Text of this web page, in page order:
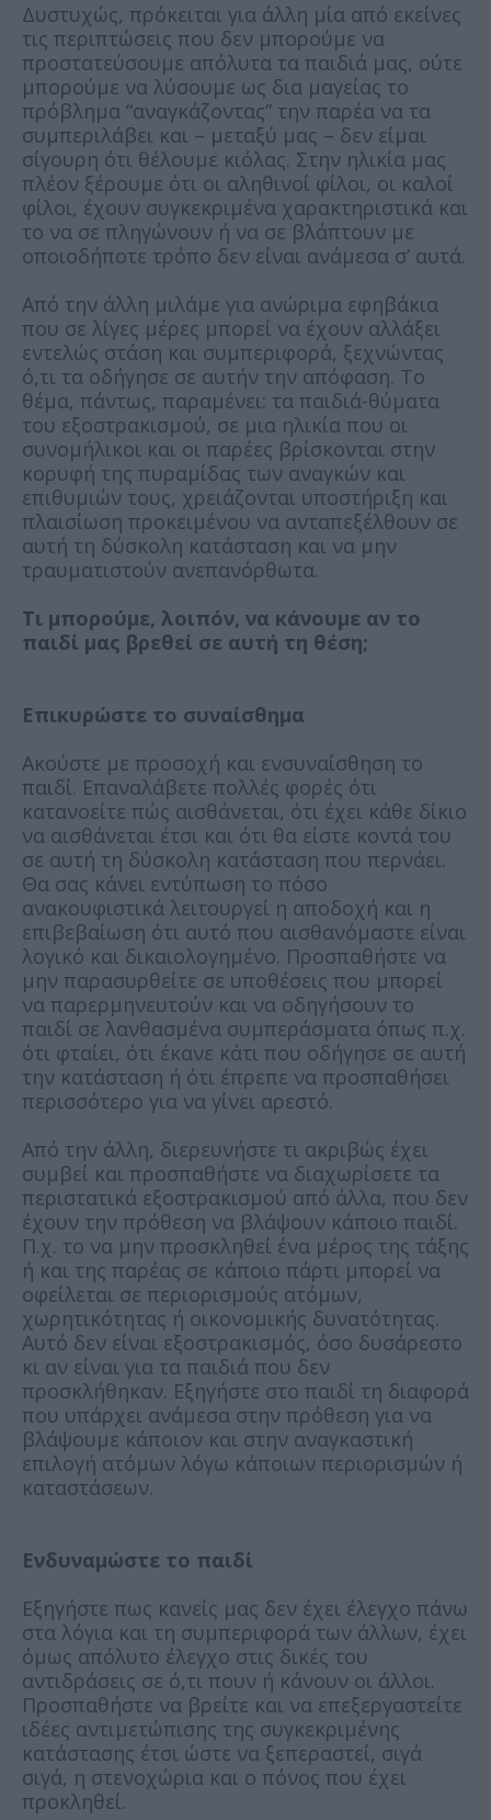
Δυστυχώς, πρόκειται για άλλη μία από εκείνες
τις περιπτώσεις που δεν μπορούμε να
προστατεύσουμε απόλυτα τα παιδιά μας, ούτε
μπορούμε να λύσουμε ως δια μαγείας το
πρόβλημα “αναγκάζοντας” την παρέα να τα
συμπεριλάβει και – μεταξύ μας – δεν είμαι
σίγουρη ότι θέλουμε κιόλας. Στην ηλικία μας
πλέον ξέρουμε ότι οι αληθινοί φίλοι, οι καλοί
φίλοι, έχουν συγκεκριμένα χαρακτηριστικά και
το να σε πληγώνουν ή να σε βλάπτουν με
οποιοδήποτε τρόπο δεν είναι ανάμεσα σ’ αυτά.
Από την άλλη μιλάμε για ανώριμα εφηβάκια
που σε λίγες μέρες μπορεί να έχουν αλλάξει
εντελώς στάση και συμπεριφορά, ξεχνώντας
ό,τι τα οδήγησε σε αυτήν την απόφαση. Το
θέμα, πάντως, παραμένει: τα παιδιά-θύματα
του εξοστρακισμού, σε μια ηλικία που οι
συνομήλικοι και οι παρέες βρίσκονται στην
κορυφή της πυραμίδας των αναγκών και
επιθυμιών τους, χρειάζονται υποστήριξη και
πλαισίωση προκειμένου να ανταπεξέλθουν σε
αυτή τη δύσκολη κατάσταση και να μην
τραυματιστούν ανεπανόρθωτα.
Τι μπορούμε, λοιπόν, να κάνουμε αν το
παιδί μας βρεθεί σε αυτή τη θέση;
Επικυρώστε το συναίσθημα
Ακούστε με προσοχή και ενσυναίσθηση το
παιδί. Επαναλάβετε πολλές φορές ότι
κατανοείτε πώς αισθάνεται, ότι έχει κάθε δίκιο
να αισθάνεται έτσι και ότι θα είστε κοντά του
σε αυτή τη δύσκολη κατάσταση που περνάει.
Θα σας κάνει εντύπωση το πόσο
ανακουφιστικά λειτουργεί η αποδοχή και η
επιβεβαίωση ότι αυτό που αισθανόμαστε είναι
λογικό και δικαιολογημένο. Προσπαθήστε να
μην παρασυρθείτε σε υποθέσεις που μπορεί
να παρερμηνευτούν και να οδηγήσουν το
παιδί σε λανθασμένα συμπεράσματα όπως π.χ.
ότι φταίει, ότι έκανε κάτι που οδήγησε σε αυτή
την κατάσταση ή ότι έπρεπε να προσπαθήσει
περισσότερο για να γίνει αρεστό.
Από την άλλη, διερευνήστε τι ακριβώς έχει
συμβεί και προσπαθήστε να διαχωρίσετε τα
περιστατικά εξοστρακισμού από άλλα, που δεν
έχουν την πρόθεση να βλάψουν κάποιο παιδί.
Π.χ. το να μην προσκληθεί ένα μέρος της τάξης
ή και της παρέας σε κάποιο πάρτι μπορεί να
οφείλεται σε περιορισμούς ατόμων,
χωρητικότητας ή οικονομικής δυνατότητας.
Αυτό δεν είναι εξοστρακισμός, όσο δυσάρεστο
κι αν είναι για τα παιδιά που δεν
προσκλήθηκαν. Εξηγήστε στο παιδί τη διαφορά
που υπάρχει ανάμεσα στην πρόθεση για να
βλάψουμε κάποιον και στην αναγκαστική
επιλογή ατόμων λόγω κάποιων περιορισμών ή
καταστάσεων.
Ενδυναμώστε το παιδί
Εξηγήστε πως κανείς μας δεν έχει έλεγχο πάνω
στα λόγια και τη συμπεριφορά των άλλων, έχει
όμως απόλυτο έλεγχο στις δικές του
αντιδράσεις σε ό,τι πουν ή κάνουν οι άλλοι.
Προσπαθήστε να βρείτε και να επεξεργαστείτε
ιδέες αντιμετώπισης της συγκεκριμένης
κατάστασης έτσι ώστε να ξεπεραστεί, σιγά
σιγά, η στενοχώρια και ο πόνος που έχει
προκληθεί.